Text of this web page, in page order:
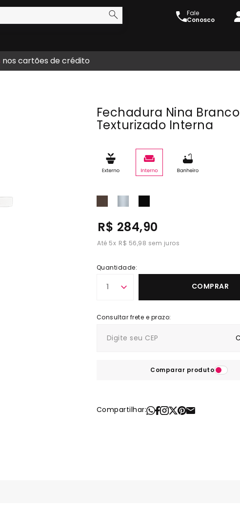
Fale
Conosco
acima de R$ 300,00
nos cartões de crédito
no boleto
Fechadura Nina Branco
Texturizado Interna
R$ 284,90
5x R$ 56,98
Quantidade:
1 COMPRAR
Comparar produto
Compartilhar: